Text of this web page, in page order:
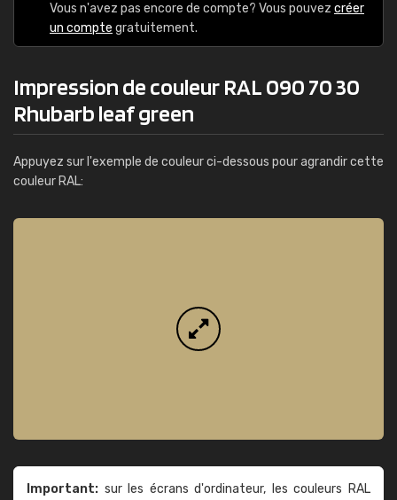
Vous n'avez pas encore de compte? Vous pouvez créer
un compte gratuitement.
Impression de couleur RAL 090 70 30
Rhubarb leaf green
Appuyez sur l'exemple de couleur ci-dessous pour agrandir cette
couleur RAL:
Important: sur les écrans d'ordinateur, les couleurs RAL